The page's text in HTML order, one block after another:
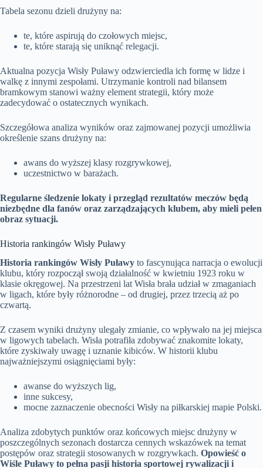
Tabela sezonu dzieli drużyny na:
te, które aspirują do czołowych miejsc,
te, które starają się uniknąć relegacji.
Aktualna pozycja Wisły Puławy odzwierciedla ich formę w lidze i
walkę z innymi zespołami. Utrzymanie kontroli nad bilansem
bramkowym stanowi ważny element strategii, który może
zadecydować o ostatecznych wynikach.
Szczegółowa analiza wyników oraz zajmowanej pozycji umożliwia
określenie szans drużyny na:
awans do wyższej klasy rozgrywkowej,
uczestnictwo w barażach.
Regularne śledzenie lokaty i przegląd rezultatów meczów będą
niezbędne dla fanów oraz zarządzających klubem, aby mieli pełen
obraz sytuacji.
Historia rankingów Wisły Puławy
Historia rankingów Wisły Puławy to fascynująca narracja o ewolucji
klubu, który rozpoczął swoją działalność w kwietniu 1923 roku w
klasie okręgowej. Na przestrzeni lat Wisła brała udział w zmaganiach
w ligach, które były różnorodne – od drugiej, przez trzecią aż po
czwartą.
Z czasem wyniki drużyny ulegały zmianie, co wpływało na jej miejsca
w ligowych tabelach. Wisła potrafiła zdobywać znakomite lokaty,
które zyskiwały uwagę i uznanie kibiców. W historii klubu
najważniejszymi osiągnięciami były:
awanse do wyższych lig,
inne sukcesy,
mocne zaznaczenie obecności Wisły na piłkarskiej mapie Polski.
Analiza zdobytych punktów oraz końcowych miejsc drużyny w
poszczególnych sezonach dostarcza cennych wskazówek na temat
postępów oraz strategii stosowanych w rozgrywkach. Opowieść o
Wiśle Puławy to pełna pasji historia sportowej rywalizacji i